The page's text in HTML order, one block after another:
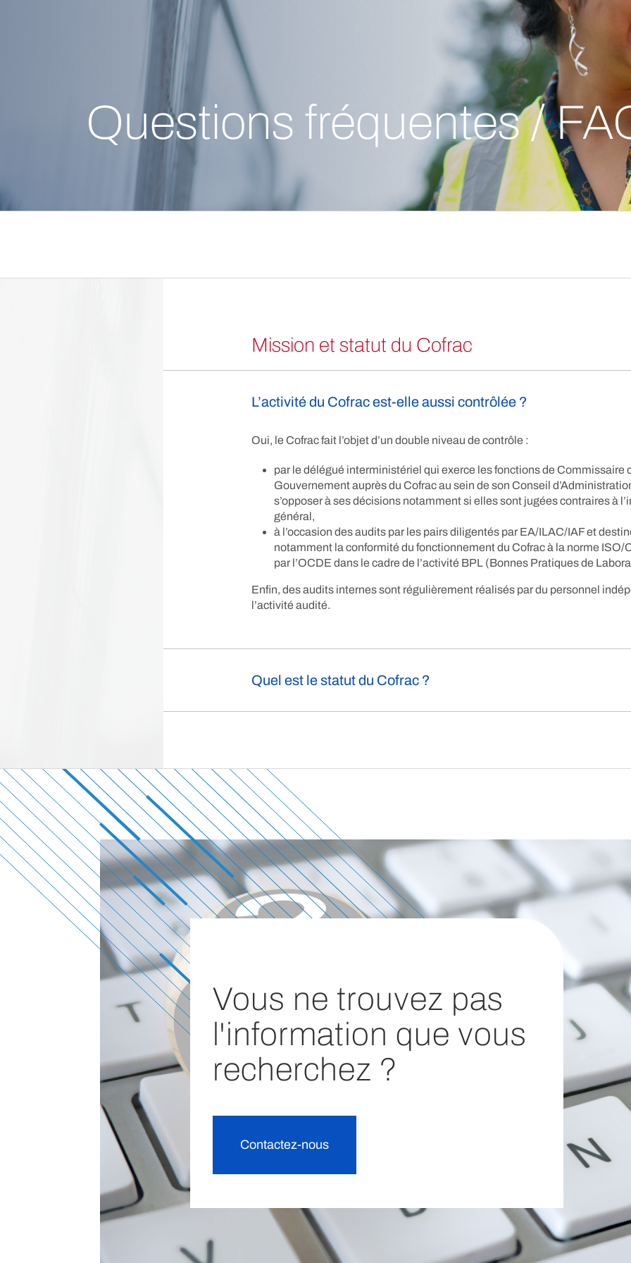
Questions fréquentes /
Mission et statut du Cofrac
L’activité du Cofrac est-elle aussi contrôlée ?
Oui, le Cofrac fait l’objet d’un double niveau de contrôle :
par le délégué interministériel qui exerce les fonctions de Commissaire
Gouvernement auprès du Cofrac au sein de son Conseil
s’opposer à ses décisions notamment si elles sont jugées contraires à
général,
à l’occasion des audits par les pairs diligentés par EA/ILAC/IAF et
notamment la conformité du fonctionnement du Cofrac à la norme ISO/
par l’OCDE dans le cadre de l’activité BPL (Bonnes Pratiques de
Enfin, des audits internes sont régulièrement réalisés par du personnel
l’activité audité.
Quel est le statut du Cofrac ?
Vous ne trouvez pas
l'information que vous
recherchez ?
Contactez-nous